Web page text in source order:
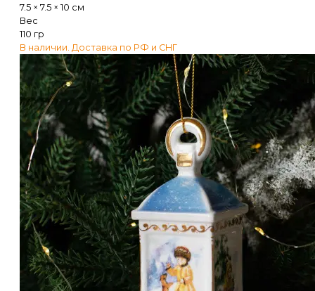
7.5 × 7.5 × 10 см
Вес
110 гр
В наличии. Доставка по РФ и СНГ